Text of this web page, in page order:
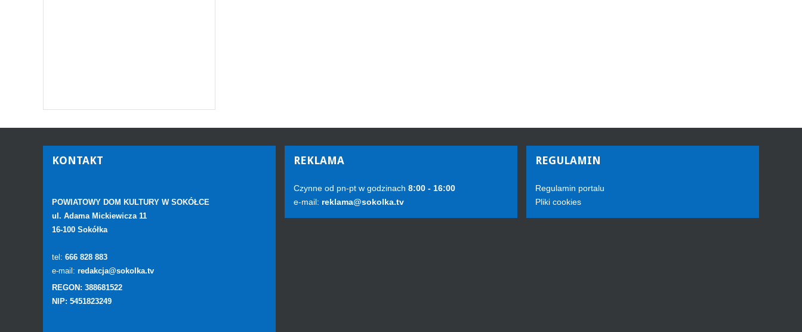
KONTAKT
POWIATOWY DOM KULTURY W SOKÓŁCE
ul. Adama Mickiewicza 11
16-100 Sokółka
tel: 666 828 883
e-mail: redakcja@sokolka.tv
REGON: 388681522
NIP: 5451823249
REKLAMA
Czynne od pn-pt w godzinach 8:00 - 16:00
e-mail: reklama@sokolka.tv
REGULAMIN
Regulamin portalu
Pliki cookies